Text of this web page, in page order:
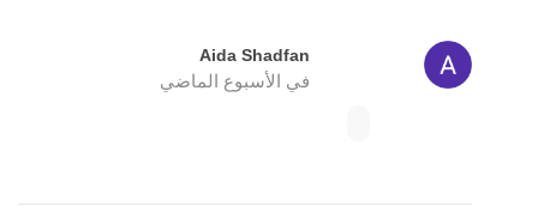
Aida Shadfan
في الأسبوع الماضي